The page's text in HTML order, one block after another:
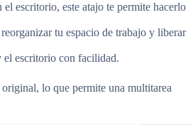
escritorio, este atajo te permite hacerlo
tu espacio de trabajo y liberar
el escritorio con facilidad.
lo que permite una multitarea